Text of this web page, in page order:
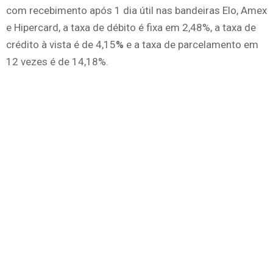
com recebimento após 1 dia útil nas bandeiras Elo, Amex
e Hipercard, a taxa de débito é fixa em 2,48%, a taxa de
crédito à vista é de 4,15% e a taxa de parcelamento em
12 vezes é de 14,18%.